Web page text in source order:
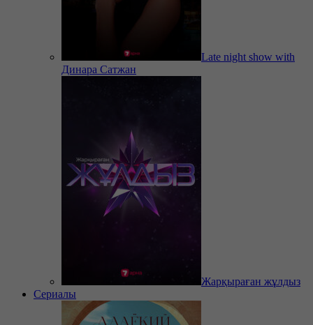
Late night show with
Динара Сатжан
Жарқыраған жұлдыз
Сериалы